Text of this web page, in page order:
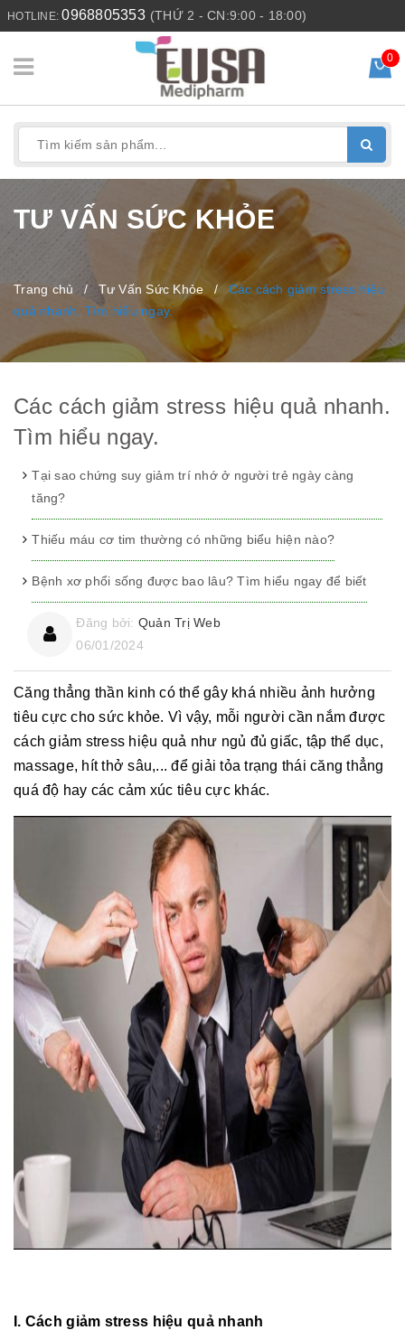
HOTLINE:0968805353 (THỨ 2 - CN:9:00 - 18:00)
0
TƯ VẤN SỨC KHỎE
Trang chủ / Tư Vấn Sức Khỏe / Các cách giảm stress hiệu
quả nhanh. Tìm hiểu ngay.
Các cách giảm stress hiệu quả nhanh.
Tìm hiểu ngay.
Tại sao chứng suy giảm trí nhớ ở người trẻ ngày càng
tăng?
Thiếu máu cơ tim thường có những biểu hiện nào?
Bệnh xơ phổi sống được bao lâu? Tìm hiểu ngay để biết
Đăng bởi: Quản Trị Web
06/01/2024
Căng thẳng thần kinh có thể gây khá nhiều ảnh hưởng
tiêu cực cho sức khỏe. Vì vậy, mỗi người cần nắm được
cách giảm stress hiệu quả như ngủ đủ giấc, tập thể dục,
massage, hít thở sâu,... để giải tỏa trạng thái căng thẳng
quá độ hay các cảm xúc tiêu cực khác.
I. Cách giảm stress hiệu quả nhanh